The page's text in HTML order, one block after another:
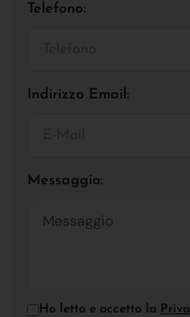
Telefono:
Indirizzo Email:
Messaggio:
Ho letto e accetto la